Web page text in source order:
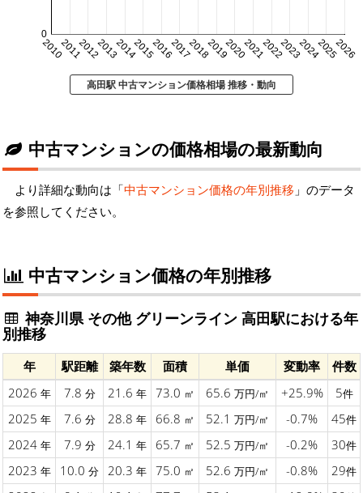
20102011201220132014201520162017201820192020202120222023202420252026
0
高田駅 中古マンション価格相場 推移・動向
中古マンションの価格相場の最新動向
より詳細な動向は「中古マンション価格の年別推移 」のデータ
を参照してください。
中古マンション価格の年別推移
神奈川県 その他 グリーンライン 高田駅における年
別推移
年 駅距離 築年数 面積 単価 変動率
件数
2026 年 7.8 分 21.6 年 73.0 ㎡ 65.6 万円/㎡ +25.9% 5件
2025 年 7.6 分 28.8 年 66.8 ㎡ 52.1 万円/㎡ -0.7% 45件
2024 年 7.9 分 24.1 年 65.7 ㎡ 52.5 万円/㎡ -0.2% 30件
2023 年 10.0 分 20.3 年 75.0 ㎡ 52.6 万円/㎡ -0.8% 29件